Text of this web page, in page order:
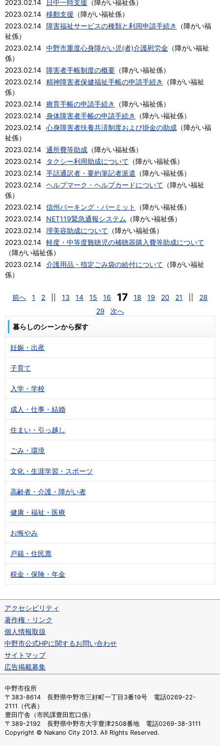
2023.02.14
日中一時支援 （障がい福祉係）
2023.02.14 移動支援 （障がい福祉係）
2023.02.14 障害福祉サービスの種類と利用申請手続き （障がい福
祉係）
2023.02.14 中野市重度心身障がい児(者)介護慰労金 （障がい福祉
係）
2023.02.14 障害者手帳制度の概要 （障がい福祉係）
2023.02.14 精神障害者保健福祉手帳の申請手続き （障がい福祉
係）
2023.02.14 療育手帳の申請手続き （障がい福祉係）
2023.02.14 身体障害者手帳の申請手続き （障がい福祉係）
2023.02.14 心身障害者扶養共済制度および掛金の助成 （障がい福
祉係）
2023.02.14 通所費等助成 （障がい福祉係）
2023.02.14
タクシー利用助成について （障がい福祉係）
2023.02.14 手話通訳者・要約筆記者派遣 （障がい福祉係）
2023.02.14 ヘルプマーク・ヘルプカードについて （障がい福祉
係）
2023.02.14 信州パーキング・パーミット （障がい福祉係）
2023.02.14
NET119緊急通報システム （障がい福祉係）
2023.02.14 理美容助成について （障がい福祉係）
2023.02.14 軽度・中等度難聴児の補聴器購入費等助成について
（障がい福祉係）
2023.02.14 介護用品・指定ごみ袋の給付について （障がい福祉
係）
前へ 1 2 13 14 15 16 17 18 19 20 21
28
29
次へ
暮らしのシーンから探す
妊娠・出産
子育て
入学・学校
成人・仕事・結婚
住まい・引っ越し
ごみ・環境
文化・生涯学習・スポーツ
高齢者・介護・障がい者
健康・福祉・医療
お悔やみ
戸籍・住民票
税金・保険・年金
アクセシビリティ
著作権・リンク
個人情報取扱
中野市公式HPに関するお問い合わせ
サイトマップ
広告掲載募集
中野市役所
〒383-8614 長野県中野市三好町一丁目3番19号 電話0269-22-
2111（代表）
豊田庁舎（市民課豊田窓口係）
〒389-2192 長野県中野市大字豊津2508番地 電話0269-38-3111
Copyright © Nakano City 2013. All Rights Reserved.